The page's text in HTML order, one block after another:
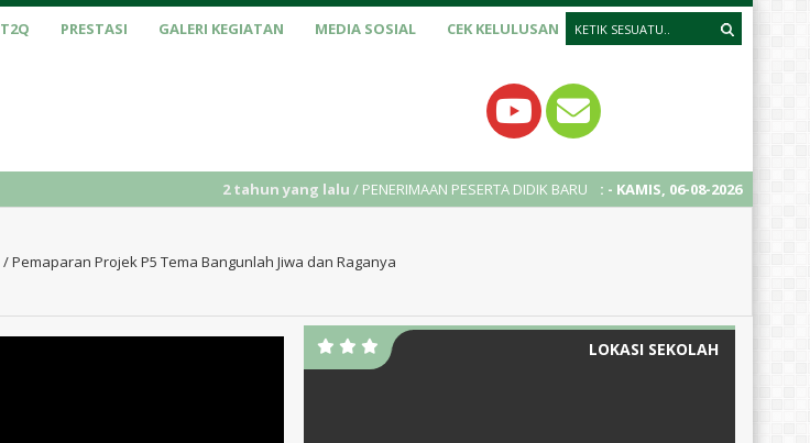
T2Q PRESTASI GALERI KEGIATAN MEDIA SOSIAL CEK KELULUSAN
: - KAMIS, 06-08-2026
2 tahun yang lalu/ PENERIMAAN PESERTA DIDIK BARU (PPDB) TAHUN AJARAN 2025/2026
/Pemaparan Projek P5 Tema Bangunlah Jiwa dan Raganya
LOKASI SEKOLAH